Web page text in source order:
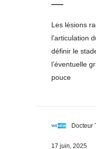
Les lésions
l’articulation
définir le
l’éventuelle
pouce
Docteur
17 juin, 2025